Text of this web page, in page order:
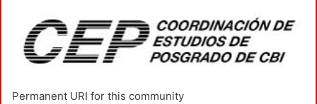
Permanent URI for this community